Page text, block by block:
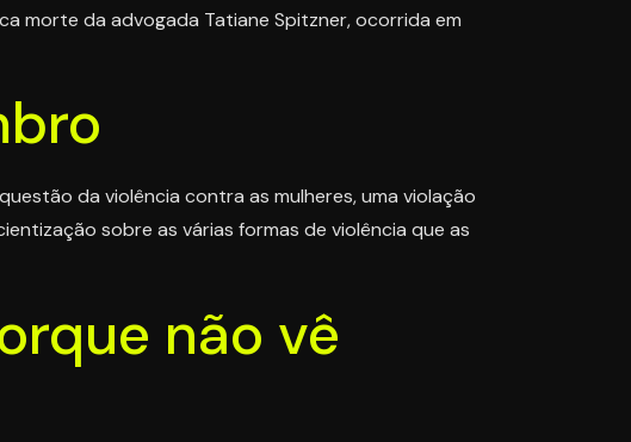
morte da advogada Tatiane Spitzner, ocorrida em
da violência contra as mulheres, uma violação
sobre as várias formas de violência que as
não vê